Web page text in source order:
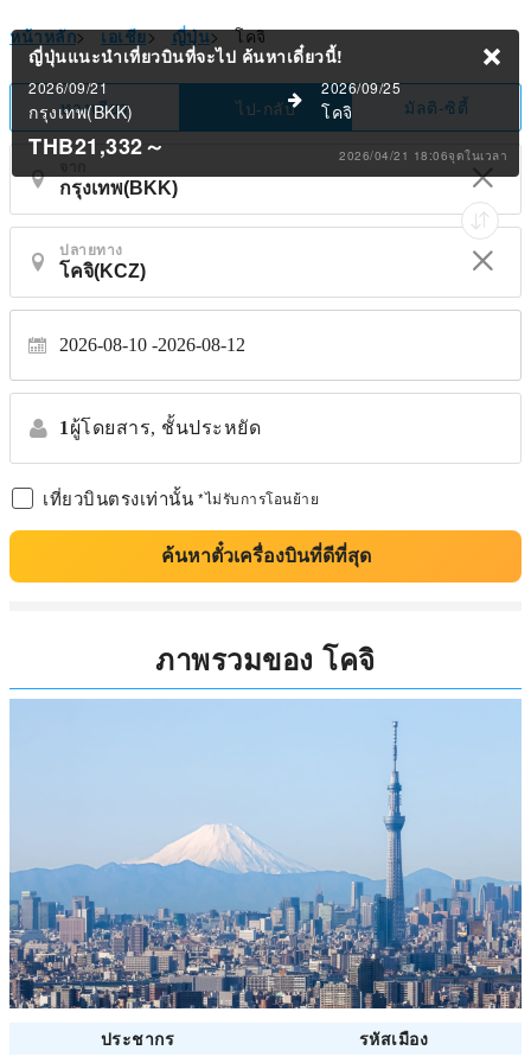
หน้าหลัก> เอเชีย> ญี่ปุ่น> โคจิ
ทางเดียว ไป-กลับ มัลติ-ซิตี้
ปลายทาง
2026-08-10 2026-08-12
1 ผู้โดยสาร, ชั้นประหยัด
เที่ยวบินตรงเท่านั้น *ไม่รับการโอนย้าย
ค้นหาตั๋วเครื่องบินที่ดีที่สุด
ญี่ปุ่นแนะนำเที่ยวบินที่จะไป ค้นหาเดี๋ยวนี้!
2026/09/21
กรุงเทพ(BKK)
2026/09/25
โคจิ
THB21,332～ 2026/04/21 18:06จุดในเวลา
ภาพรวมของ โคจิ
ประชากร
รหัสเมือง